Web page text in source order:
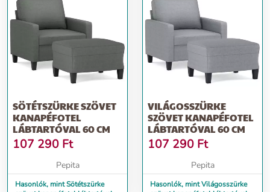
SÖTÉTSZÜRKE SZÖVET
KANAPÉFOTEL
LÁBTARTÓVAL 60 CM
107 290 Ft
Pepita
Hasonlók, mint Sötétszürke
VILÁGOSSZÜRKE
SZÖVET KANAPÉFOTEL
LÁBTARTÓVAL 60 CM
107 290 Ft
Pepita
Hasonlók, mint Világosszürke